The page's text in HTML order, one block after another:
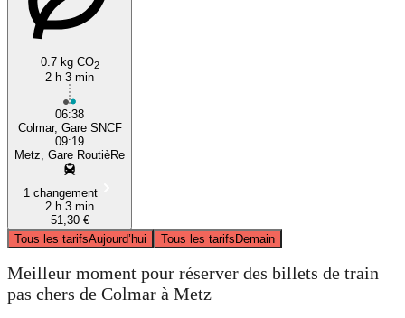
0.7 kg CO2
2 h 3 min
06:38
Colmar, Gare SNCF
09:19
Metz, Gare RoutièRe
1 changement
2 h 3 min
51,30 €
Tous les tarifsAujourd’hui Tous les tarifsDemain
Meilleur moment pour réserver des billets de train
pas chers de Colmar à Metz